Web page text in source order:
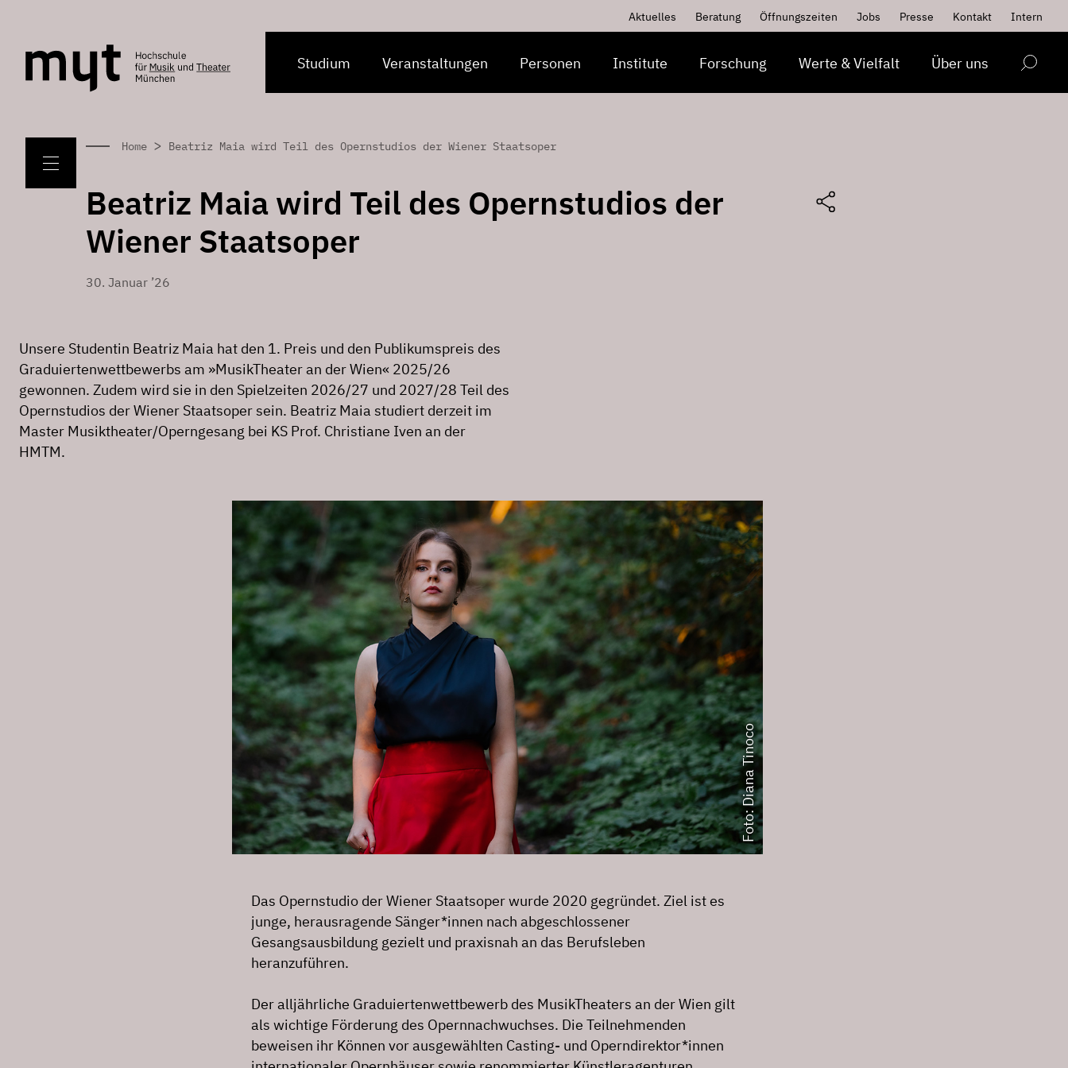
Aktuelles Beratung Öffnungszeiten Jobs Presse Kontakt Intern
Studium Veranstaltungen Personen Institute Forschung Werte & Vielfalt Über uns
Home > Beatriz Maia wird Teil des Opernstudios der Wiener Staatsoper
Beatriz Maia wird Teil des Opernstudios der
Wiener Staatsoper
30. Januar ’26
Unsere Studentin Beatriz Maia hat den 1. Preis und den Publikumspreis des
Graduiertenwettbewerbs am »MusikTheater an der Wien« 2025/26
gewonnen. Zudem wird sie in den Spielzeiten 2026/27 und 2027/28 Teil des
Opernstudios der Wiener Staatsoper sein. Beatriz Maia studiert derzeit im
Master Musiktheater/Operngesang bei KS Prof. Christiane Iven an der
HMTM.
Foto: Diana Tinoco
Das Opernstudio der Wiener Staatsoper wurde 2020 gegründet. Ziel ist es
junge, herausragende Sänger*innen nach abgeschlossener
Gesangsausbildung gezielt und praxisnah an das Berufsleben
heranzuführen.
Der alljährliche Graduiertenwettbewerb des MusikTheaters an der Wien gilt
als wichtige Förderung des Opernnachwuchses. Die Teilnehmenden
beweisen ihr Können vor ausgewählten Casting- und Operndirektor*innen